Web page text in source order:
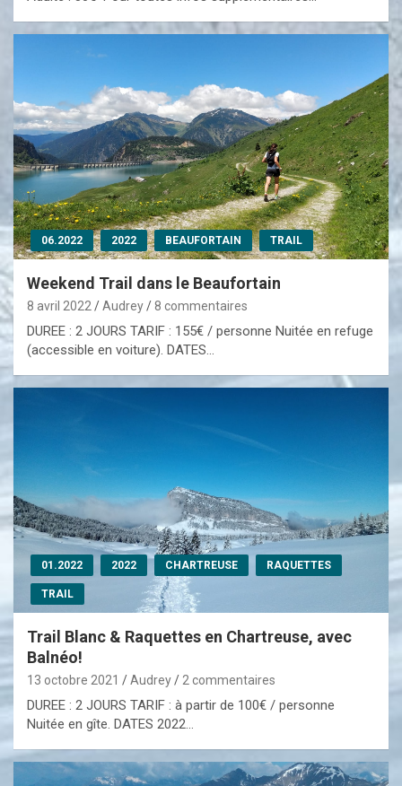
06.2022 2022 BEAUFORTAIN TRAIL
Weekend Trail dans le Beaufortain
8 avril 2022 Audrey 8 commentaires
DUREE : 2 JOURS TARIF : 155€ / personne Nuitée en refuge
(accessible en voiture). DATES…
01.2022 2022 CHARTREUSE RAQUETTES
TRAIL
Trail Blanc & Raquettes en Chartreuse, avec
Balnéo!
13 octobre 2021 Audrey 2 commentaires
DUREE : 2 JOURS TARIF : à partir de 100€ / personne
Nuitée en gîte. DATES 2022…